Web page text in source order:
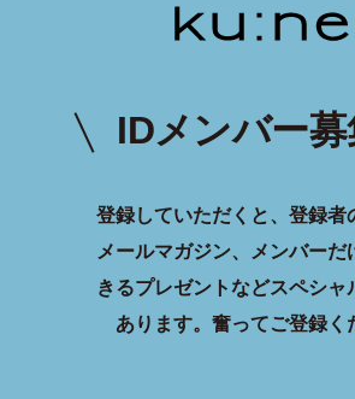
IDメンバー募
登録していただくと、登録者
メールマガジン、メンバーだ
きるプレゼントなどスペシャ
あります。 奮ってご登録く